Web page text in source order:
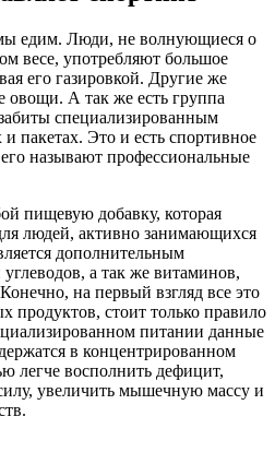
едим. Люди, не волнующиеся о
весе, употребляют большое
его газировкой. Другие же
овощи. А так же есть группа
специализированным
пакетах. Это и есть спортивное
называют профессиональные
пищевую добавку, которая
людей, активно занимающихся
дополнительным
а так же витаминов,
на первый взгляд все это
продуктов, стоит только правило
питании данные
в концентрированном
легче восполнить дефицит,
увеличить мышечную массу и